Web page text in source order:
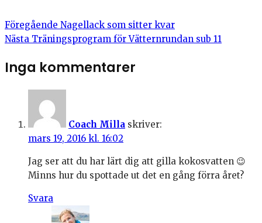
Föregående Nagellack som sitter kvar
Nästa Träningsprogram för Vätternrundan sub 11
Inga kommentarer
Coach Milla skriver:
mars 19, 2016 kl. 16:02
Jag ser att du har lärt dig att gilla kokosvatten 😉
Minns hur du spottade ut det en gång förra året?
Svara